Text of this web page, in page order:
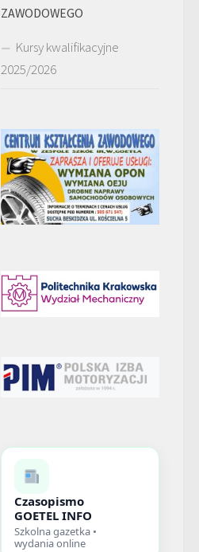
ZAWODOWEGO
Kursy kwalifikacyjne
2025/2026
Czasopismo
GOETEL INFO
Szkolna gazetka •
wydania online